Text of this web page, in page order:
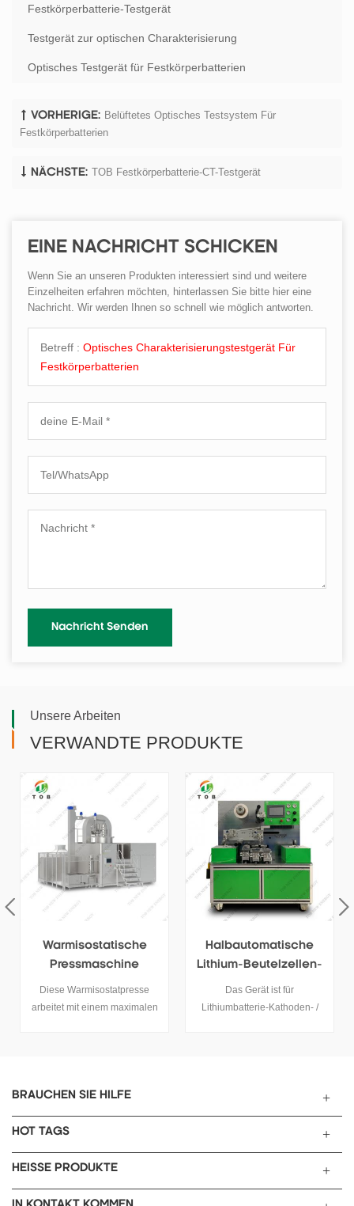
Festkörperbatterie-Testgerät
Testgerät zur optischen Charakterisierung
Optisches Testgerät für Festkörperbatterien
VORHERIGE: Belüftetes Optisches Testsystem Für
Festkörperbatterien
NÄCHSTE: TOB Festkörperbatterie-CT-Testgerät
EINE NACHRICHT SCHICKEN
Wenn Sie an unseren Produkten interessiert sind und weitere
Einzelheiten erfahren möchten, hinterlassen Sie bitte hier eine
Nachricht. Wir werden Ihnen so schnell wie möglich antworten.
Betreff : Optisches Charakterisierungstestgerät Für
Festkörperbatterien
Unsere Arbeiten
VERWANDTE PRODUKTE
Warmisostatische
Pressmaschine
Diese Warmisostatpresse
arbeitet mit einem maximalen
die Herstellung von
Interessierte Kunden können
Informationen an uns wenden.
Halbautomatische
Lithium-Beutelzellen-
Stapelmaschine
Das Gerät ist für
Lithiumbatterie-Kathoden- /
BRAUCHEN SIE HILFE
HOT TAGS
HEISSE PRODUKTE